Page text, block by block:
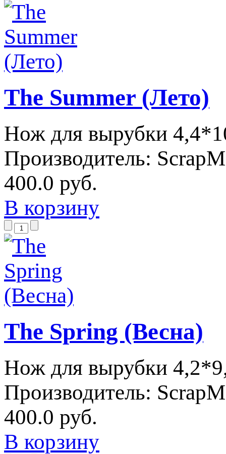
The Summer (Лето)
Нож для вырубки
Производитель:
400.0 руб.
В корзину
The Spring (Весна)
Нож для вырубки
Производитель:
400.0 руб.
В корзину